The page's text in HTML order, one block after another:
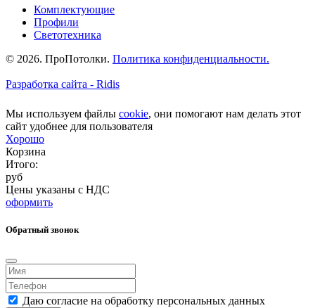
Комплектующие
Профили
Светотехника
© 2026. ПроПотолки. Политика конфиденциальности.
Разработка сайта - Ridis
Мы используем файлы cookie, они помогают нам делать этот
сайт удобнее для пользователя
Хорошо
Корзина
Итого:
руб
Цены указаны с НДС
оформить
Обратный звонок
Даю согласие на обработку персональных данных